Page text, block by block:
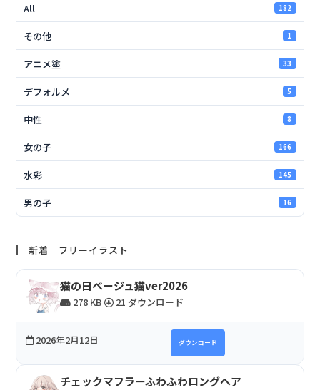
All 182
その他 1
アニメ塗 33
デフォルメ 5
中性 8
女の子 166
水彩 145
男の子 16
新着 フリーイラスト
猫の日ベージュ猫ver2026
278 KB 21 ダウンロード
2026年2月12日 ダウンロード
チェックマフラーふわふわロングヘア